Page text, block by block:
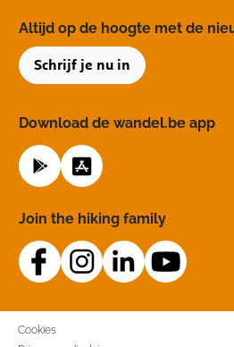
Altijd op de hoogte ​met de
Schrijf je nu in
Download de wandel.be app
Join the hiking family
Cookies